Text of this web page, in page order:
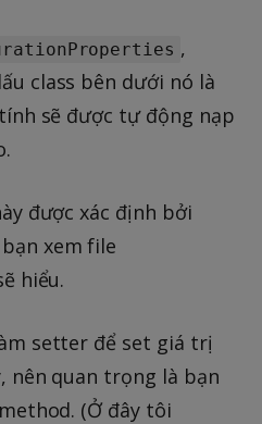
,
class bên dưới nó là
sẽ được tự động nạp
được xác định bởi
bạn xem file
hiểu.
setter để set giá trị
nên quan trọng là bạn
(Ở đây tôi